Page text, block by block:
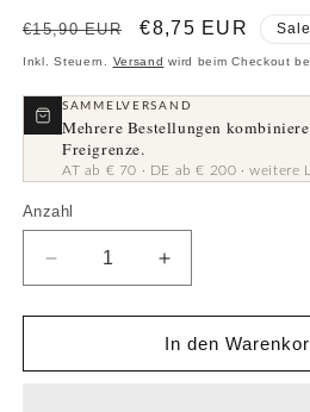
Normaler
Preis
€15,90 EUR Verkaufspreis
€8,75 EUR Sale
Inkl. Steuern. Versand wird beim Checkout
SAMMELVERSAND
Mehrere Bestellungen
Freigrenze.
AT ab € 70 · DE ab € 200 · weitere
Anzahl
Anzahl
Verringere
die
Menge
Patch
Erhöhe
die
Menge
für
Patch
In den